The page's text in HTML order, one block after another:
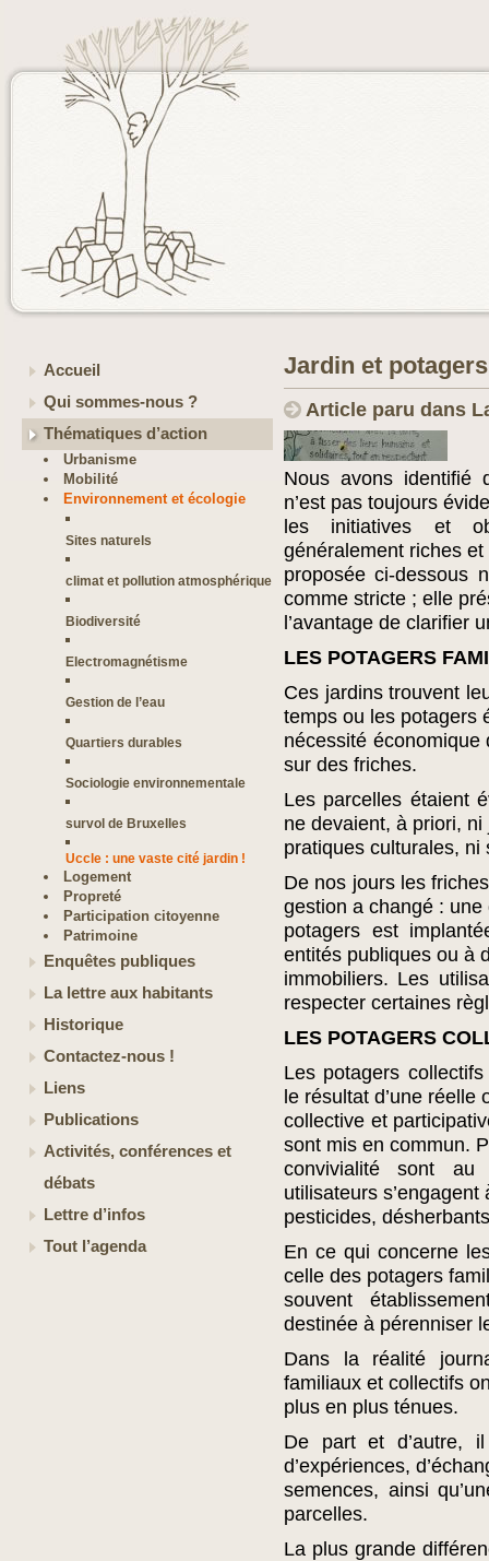
Accueil
Qui sommes-nous ?
Thématiques d’action
Urbanisme
Mobilité
Environnement et écologie
Sites naturels
climat et pollution atmosphérique
Biodiversité
Electromagnétisme
Gestion de l’eau
Quartiers durables
Sociologie environnementale
survol de Bruxelles
Uccle : une vaste cité jardin !
Logement
Propreté
Participation citoyenne
Patrimoine
Enquêtes publiques
La lettre aux habitants
Historique
Contactez-nous !
Liens
Publications
Activités, conférences et
débats
Lettre d’infos
Tout l’agenda
Jardin et
Article paru dans
Nous avons identifié
n’est pas toujours
les initiatives et
généralement riches
proposée ci-dessous
comme stricte ; elle
l’avantage de clarifier
LES POTAGERS
Ces jardins trouvent
temps ou les potagers
nécessité économique
sur des friches.
Les parcelles étaient
ne devaient, à priori,
pratiques culturales, ni
De nos jours les
gestion a changé :
potagers est
entités publiques ou à
immobiliers. Les
respecter certaines
LES POTAGERS
Les potagers
le résultat d’une réelle
collective et
sont mis en commun.
convivialité sont
utilisateurs
pesticides,
En ce qui concerne
celle des potagers
souvent
destinée à pérenniser
Dans la réalité
familiaux et collectifs
plus en plus ténues.
De part et d’autre,
d’expériences,
semences, ainsi
parcelles.
La plus grande